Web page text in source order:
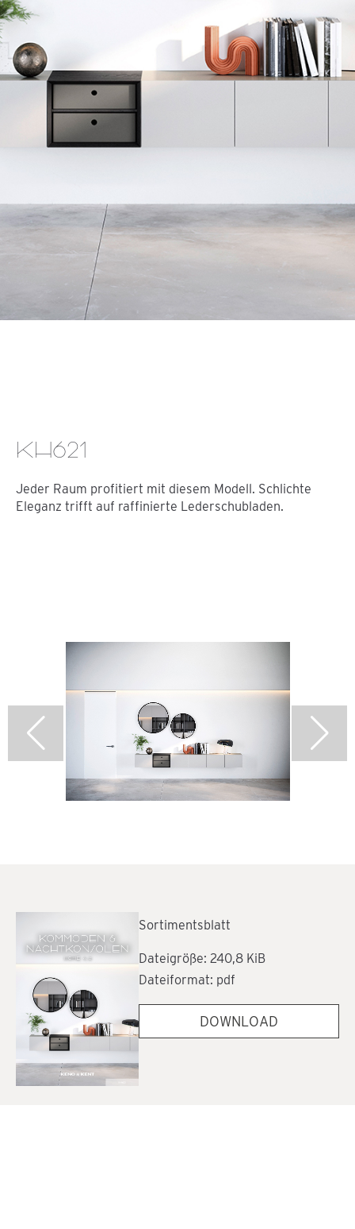
KH621
Jeder Raum profitiert mit diesem Modell. Schlichte
Eleganz trifft auf raffinierte Lederschubladen.
Sortimentsblatt
Dateigröße: 240,8 KiB
Dateiformat: pdf
DOWNLOAD